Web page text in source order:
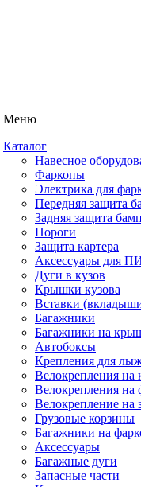
Меню
Каталог
Навесное
Фаркопы
Электрика для
Передняя защита
Задняя защита
Пороги
Защита картера
Аксессуары для
Дуги в кузов
Крышки кузова
Вставки
Багажники
Багажники на
Автобоксы
Крепления для
Велокрепления
Велокрепления на
Велокрепление на
Грузовые корзины
Багажники на
Аксессуары
Багажные дуги
Запасные части